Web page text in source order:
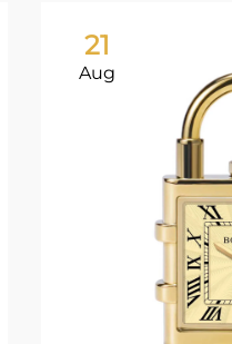
21
Aug